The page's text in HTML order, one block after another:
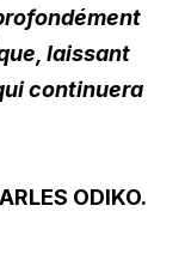
laissant
continuera
ODIKO.